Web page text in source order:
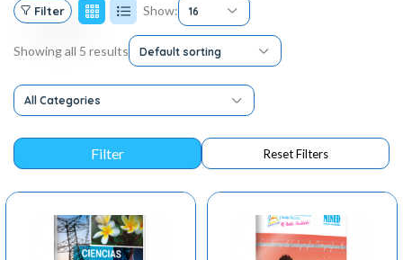
Filter Show: 16
Showing all 5 results Default sorting
All Categories